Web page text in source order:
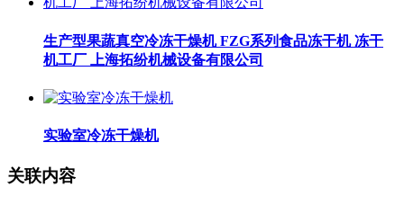
生产型果蔬真空冷冻干燥机 FZG系列食品冻干机 冻干
机工厂 上海拓纷机械设备有限公司
实验室冷冻干燥机
关联内容